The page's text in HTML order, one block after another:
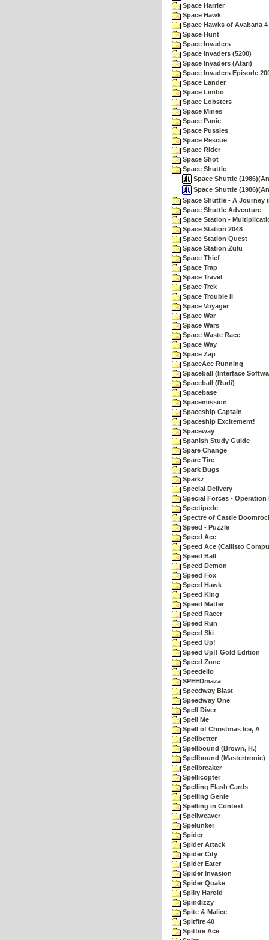
Space Harrier
Space Hawk
Space Hawks of Avabana 4
Space Hunt
Space Invaders
Space Invaders (5200)
Space Invaders (Atari)
Space Invaders Episode
Space Lander
Space Limbo
Space Lobsters
Space Mines
Space Panic
Space Pussies
Space Rescue
Space Rider
Space Shot
Space Shuttle
Space Shuttle
Space Shuttle
Space Shuttle - A Journey
Space Shuttle Adventure
Space Station -
Space Station 2048
Space Station Quest
Space Station Zulu
Space Thief
Space Trap
Space Travel
Space Trek
Space Trouble II
Space Voyager
Space War
Space Wars
Space Waste Race
Space Way
Space Zap
SpaceAce Running
Spaceball (Interface
Spaceball (Rudi)
Spacebase
Spacemission
Spaceship Captain
Spaceship Excitement!
Spaceway
Spanish Study Guide
Spare Change
Spare Tire
Spark Bugs
Sparkz
Special Delivery
Special Forces - Operation
Spectipede
Spectre of Castle
Speed - Puzzle
Speed Ace
Speed Ace (Callisto
Speed Ball
Speed Demon
Speed Fox
Speed Hawk
Speed King
Speed Matter
Speed Racer
Speed Run
Speed Ski
Speed Up!
Speed Up!! Gold Edition
Speed Zone
Speedello
SPEEDmaza
Speedway Blast
Speedway One
Spell Diver
Spell Me
Spell of Christmas Ice, A
Spellbetter
Spellbound (Brown, H.)
Spellbound (Mastertronic)
Spellbreaker
Spellicopter
Spelling Flash Cards
Spelling Genie
Spelling in Context
Spellweaver
Spelunker
Spider
Spider Attack
Spider City
Spider Eater
Spider Invasion
Spider Quake
Spiky Harold
Spindizzy
Spite & Malice
Spitfire 40
Spitfire Ace